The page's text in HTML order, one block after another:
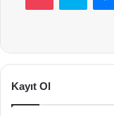
Kayıt Ol